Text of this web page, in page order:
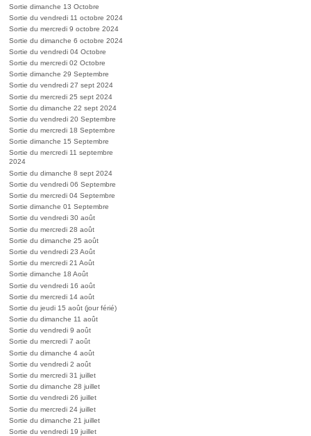
Sortie dimanche 13 Octobre
Sortie du vendredi 11 octobre 2024
Sortie du mercredi 9 octobre 2024
Sortie du dimanche 6 octobre 2024
Sortie du vendredi 04 Octobre
Sortie du mercredi 02 Octobre
Sortie dimanche 29 Septembre
Sortie du vendredi 27 sept 2024
Sortie du mercredi 25 sept 2024
Sortie du dimanche 22 sept 2024
Sortie du vendredi 20 Septembre
Sortie du mercredi 18 Septembre
Sortie dimanche 15 Septembre
Sortie du mercredi 11 septembre
2024
Sortie du dimanche 8 sept 2024
Sortie du vendredi 06 Septembre
Sortie du mercredi 04 Septembre
Sortie dimanche 01 Septembre
Sortie du vendredi 30 août
Sortie du mercredi 28 août
Sortie du dimanche 25 août
Sortie du vendredi 23 Août
Sortie du mercredi 21 Août
Sortie dimanche 18 Août
Sortie du vendredi 16 août
Sortie du mercredi 14 août
Sortie du jeudi 15 août (jour férié)
Sortie du dimanche 11 août
Sortie du vendredi 9 août
Sortie du mercredi 7 août
Sortie du dimanche 4 août
Sortie du vendredi 2 août
Sortie du mercredi 31 juillet
Sortie du dimanche 28 juillet
Sortie du vendredi 26 juillet
Sortie du mercredi 24 juillet
Sortie du dimanche 21 juillet
Sortie du vendredi 19 juillet